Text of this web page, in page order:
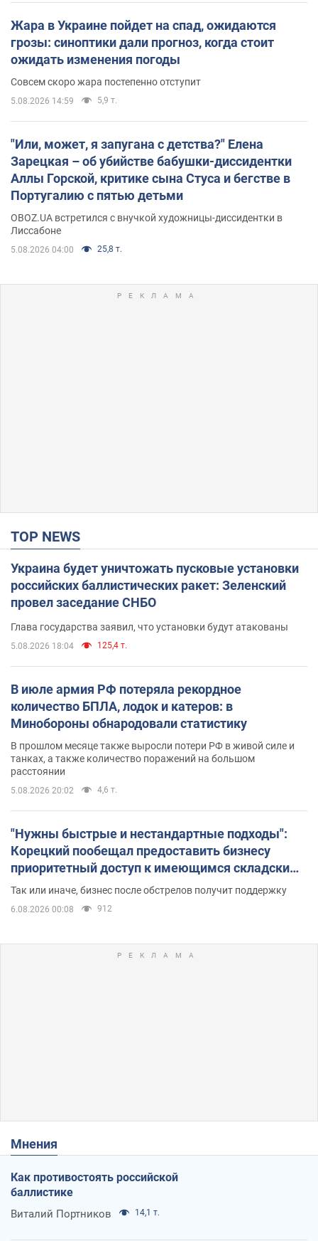
Жара в Украине пойдет на спад, ожидаются
грозы: синоптики дали прогноз, когда стоит
ожидать изменения погоды
Совсем скоро жара постепенно отступит
5.08.2026 14:59 5,9 т.
"Или, может, я запугана с детства?" Елена
Зарецкая – об убийстве бабушки-диссидентки
Аллы Горской, критике сына Стуса и бегстве в
Португалию с пятью детьми
OBOZ.UA встретился с внучкой художницы-диссидентки в
Лиссабоне
5.08.2026 04:00 25,8 т.
TOP NEWS
Украина будет уничтожать пусковые установки
российских баллистических ракет: Зеленский
провел заседание СНБО
Глава государства заявил, что установки будут атакованы
5.08.2026 18:04 125,4 т.
В июле армия РФ потеряла рекордное
количество БПЛА, лодок и катеров: в
Минобороны обнародовали статистику
В прошлом месяце также выросли потери РФ в живой силе и
танках, а также количество поражений на большом
расстоянии
5.08.2026 20:02 4,6 т.
"Нужны быстрые и нестандартные подходы":
Корецкий пообещал предоставить бизнесу
приоритетный доступ к имеющимся складским
помещениям
Так или иначе, бизнес после обстрелов получит поддержку
6.08.2026 00:08 912
Мнения
Как противостоять российской
баллистике
Виталий Портников 14,1 т.